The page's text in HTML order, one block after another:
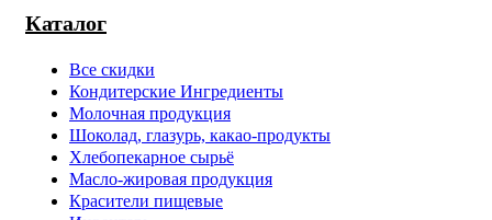
Каталог
Все скидки
Кондитерские Ингредиенты
Молочная продукция
Шоколад, глазурь, какао-продукты
Хлебопекарное сырьё
Масло-жировая продукция
Красители пищевые